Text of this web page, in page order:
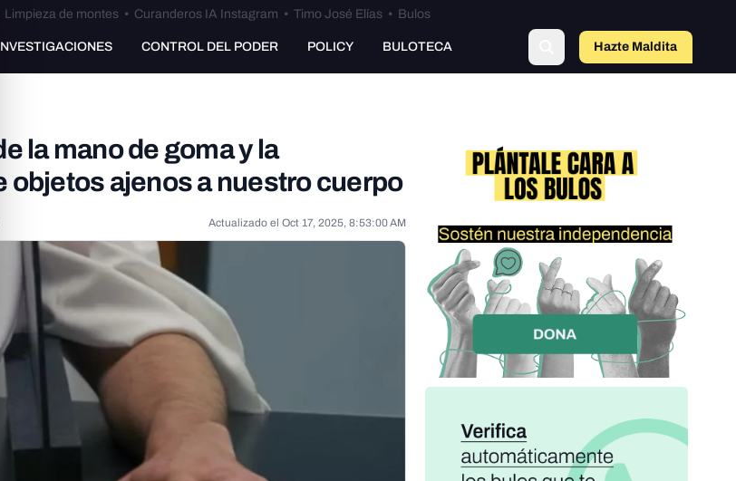
Limpieza de montes• Curanderos IA Instagram • Timo José Elías• Bulos
CONTROL DEL PODER POLICY BULOTECA Hazte Maldito
la mano de goma y la
objetos ajenos a nuestro cuerpo
Actualizado el Oct 17, 2025, 8:53:00 AM